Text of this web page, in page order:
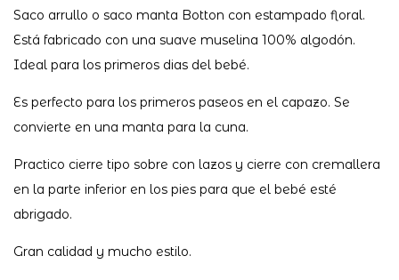
Saco arrullo o saco manta Botton con estampado floral.
Está fabricado con una suave muselina 100% algodón.
Ideal para los primeros dias del bebé.
Es perfecto para los primeros paseos en el capazo. Se
convierte en una manta para la cuna.
Practico cierre tipo sobre con lazos y cierre con cremallera
en la parte inferior en los pies para que el bebé esté
abrigado.
Gran calidad y mucho estilo.